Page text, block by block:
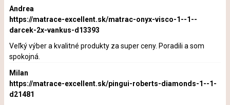
Andrea
https://matrace-excellent.sk/matrac-onyx-visco-1--1--
darcek-2x-vankus-d13393
Veľký výber a kvalitné produkty za super ceny. Poradili a som
spokojná.
Milan
https://matrace-excellent.sk/pingui-roberts-diamonds-1--1-
d21481